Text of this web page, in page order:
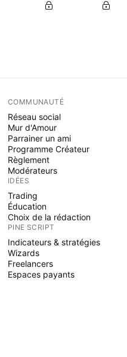
COMMUNAUTÉ
Réseau social
Mur d'Amour
Parrainer un ami
Programme Créateur
Règlement
Modérateurs
IDÉES
Trading
Éducation
Choix de la rédaction
PINE SCRIPT
Indicateurs & stratégies
Wizards
Freelancers
Espaces payants